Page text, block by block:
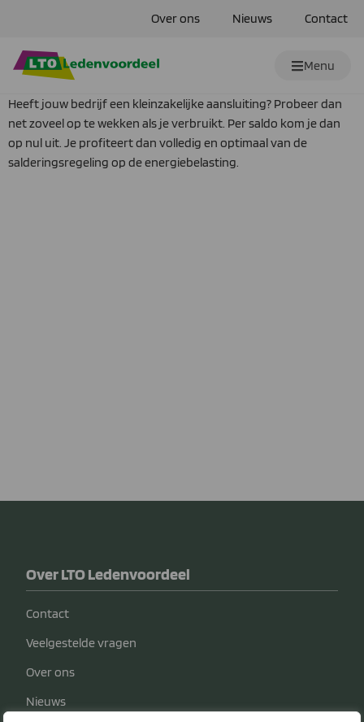
Over ons Nieuws Contact
Menu
Heeft jouw bedrijf een kleinzakelijke aansluiting? Probeer dan
net zoveel op te wekken als je verbruikt. Per saldo kom je dan
op nul uit. Je profiteert dan volledig en optimaal van de
salderingsregeling op de energiebelasting.
Over LTO Ledenvoordeel
Contact
Veelgestelde vragen
Over ons
Nieuws